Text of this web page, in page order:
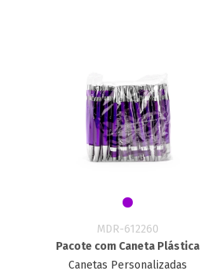
MDR-612260
Pacote com Caneta Plástica
Canetas Personalizadas